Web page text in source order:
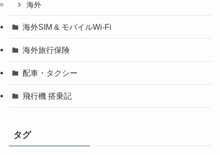
海外
海外SIM & モバイルWi-Fi
海外旅行保険
配車・タクシー
飛行機 搭乗記
タグ